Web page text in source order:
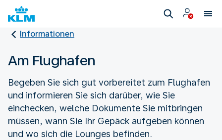
Informationen
Am Flughafen
Begeben Sie sich gut vorbereitet zum Flughafen
und informieren Sie sich darüber, wie Sie
einchecken, welche Dokumente Sie mitbringen
müssen, wann Sie Ihr Gepäck aufgeben können
und wo sich die Lounges befinden.